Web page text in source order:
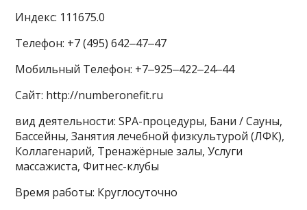
Индекс: 111675.0
Телефон: +7 (495) 642‒47‒47
Мобильный Телефон: +7‒925‒422‒24‒44
Сайт: http://numberonefit.ru
вид деятельности: SPA-процедуры, Бани / Сауны,
Бассейны, Занятия лечебной физкультурой (ЛФК),
Коллагенарий, Тренажёрные залы, Услуги
массажиста, Фитнес-клубы
Время работы: Круглосуточно